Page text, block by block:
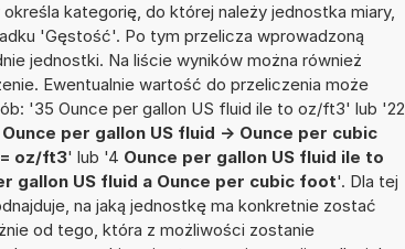
kategorię, do której należy jednostka miary,
'Gęstość'. Po tym przelicza wprowadzoną
jednostki. Na liście wyników można również
Ewentualnie wartość do przeliczenia może
'35 Ounce per gallon US fluid ile to oz/ft3' lub '22
Ounce per gallon US fluid -> Ounce per cubic
= oz/ft3' lub '4 Ounce per gallon US fluid ile to
gallon US fluid a Ounce per cubic foot'. Dla tej
na jaką jednostkę ma konkretnie zostać
od tego, która z możliwości zostanie